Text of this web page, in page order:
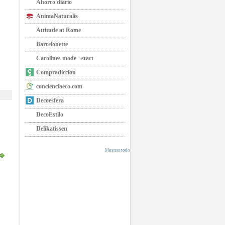
Ahorro diario
AnimaNaturalis
Attitude at Rome
Barcelonette
Carolines mode - start
Compradiccion
concienciaeco.com
Decoesfera
DecoEstilo
Delikatissen
Mostrar todo